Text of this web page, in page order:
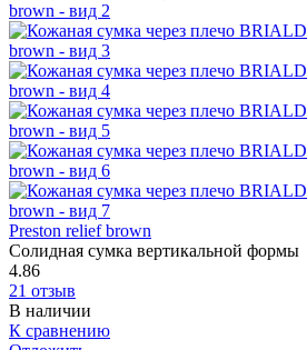
Preston relief brown
Солидная сумка вертикальной формы
4.86
21 отзыв
В наличии
К сравнению